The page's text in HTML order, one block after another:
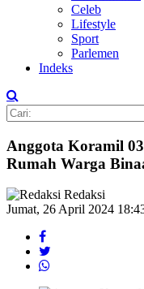
Celeb
Lifestyle
Sport
Parlemen
Indeks
Anggota Koramil
Rumah Warga
Redaksi
Jumat, 26 April 2024